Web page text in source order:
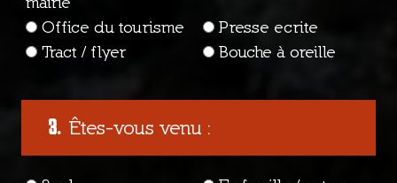
Office du tourisme
Presse ecrite
Tract / flyer
Bouche à oreille
Êtes-vous venu :